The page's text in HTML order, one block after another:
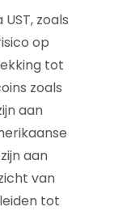
zoals
op
tot
zoals
aan
aan
van
tot